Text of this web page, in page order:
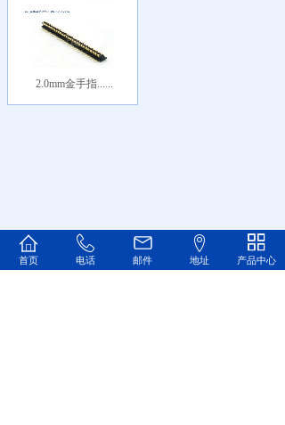
2.0mm金手指......
首页 电话 邮件 地址 产品中心